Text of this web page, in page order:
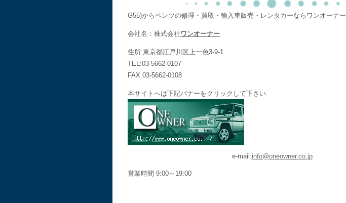
G55)からベンツの修理・買取・輸入車販売・レンタカーならワンオーナー
会社名：株式会社ワンオーナー
住所:東京都江戸川区上一色3-9-1
TEL:03-5662-0107
FAX:03-5662-0108
本サイトへは下記バナーをクリックして下さい
e-mail:info@oneowner.co.jp
営業時間 9:00～19:00